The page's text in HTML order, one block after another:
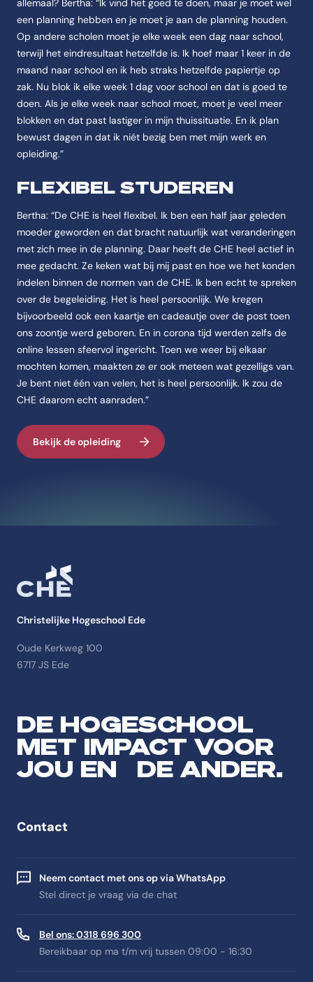
allemaal? Bertha: “Ik vind het goed te doen, maar je moet wel
een planning hebben en je moet je aan de planning houden.
Op andere scholen moet je elke week een dag naar school,
terwijl het eindresultaat hetzelfde is. Ik hoef maar 1 keer in de
maand naar school en ik heb straks hetzelfde papiertje op
zak. Nu blok ik elke week 1 dag voor school en dat is goed te
doen. Als je elke week naar school moet, moet je veel meer
blokken en dat past lastiger in mijn thuissituatie. En ik plan
bewust dagen in dat ik niét bezig ben met mijn werk en
opleiding.”
FLEXIBEL STUDEREN
Bertha: “De CHE is heel flexibel. Ik ben een half jaar geleden
moeder geworden en dat bracht natuurlijk wat veranderingen
met zich mee in de planning. Daar heeft de CHE heel actief in
mee gedacht. Ze keken wat bij mij past en hoe we het konden
indelen binnen de normen van de CHE. Ik ben echt te spreken
over de begeleiding. Het is heel persoonlijk. We kregen
bijvoorbeeld ook een kaartje en cadeautje over de post toen
ons zoontje werd geboren. En in corona tijd werden zelfs de
online lessen sfeervol ingericht. Toen we weer bij elkaar
mochten komen, maakten ze er ook meteen wat gezelligs van.
Je bent niet één van velen, het is heel persoonlijk. Ik zou de
CHE daarom echt aanraden.”
Bekijk de opleiding
Christelijke Hogeschool Ede
Oude Kerkweg 100
6717 JS Ede
DE HOGESCHOOL
MET IMPACT VOOR
JOU EN DE ANDER.
Contact
Neem contact met ons op via WhatsApp
Stel direct je vraag via de chat
Bel ons: 0318 696 300
Bereikbaar op ma t/m vrij tussen 09:00 - 16:30